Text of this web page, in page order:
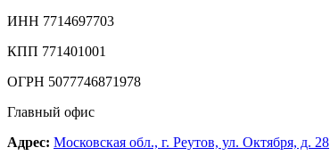
ИНН 7714697703
КПП 771401001
ОГРН 5077746871978
Главный офис
Адрес: Московская обл., г. Реутов, ул. Октября, д. 28